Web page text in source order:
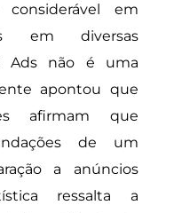
em
em diversas
Ads não é uma
apontou que
afirmam que
de um
a anúncios
ressalta a